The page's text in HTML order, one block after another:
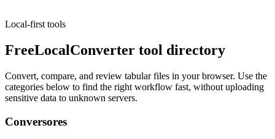
Local-first tools
FreeLocalConverter tool directory
Convert, compare, and review tabular files in your browser. Use the
categories below to find the right workflow fast, without uploading
sensitive data to unknown servers.
Conversores